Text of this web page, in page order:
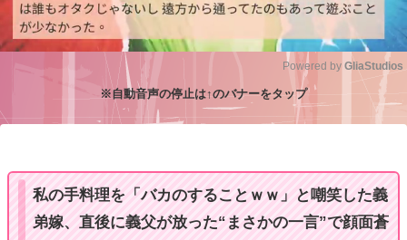
Powered by GliaStudios
※自動音声の停止は↑のバナーをタップ
私の手料理を「バカのすることｗｗ」と嘲笑した義
弟嫁、直後に義父が放った“まさかの一言”で顔面蒼